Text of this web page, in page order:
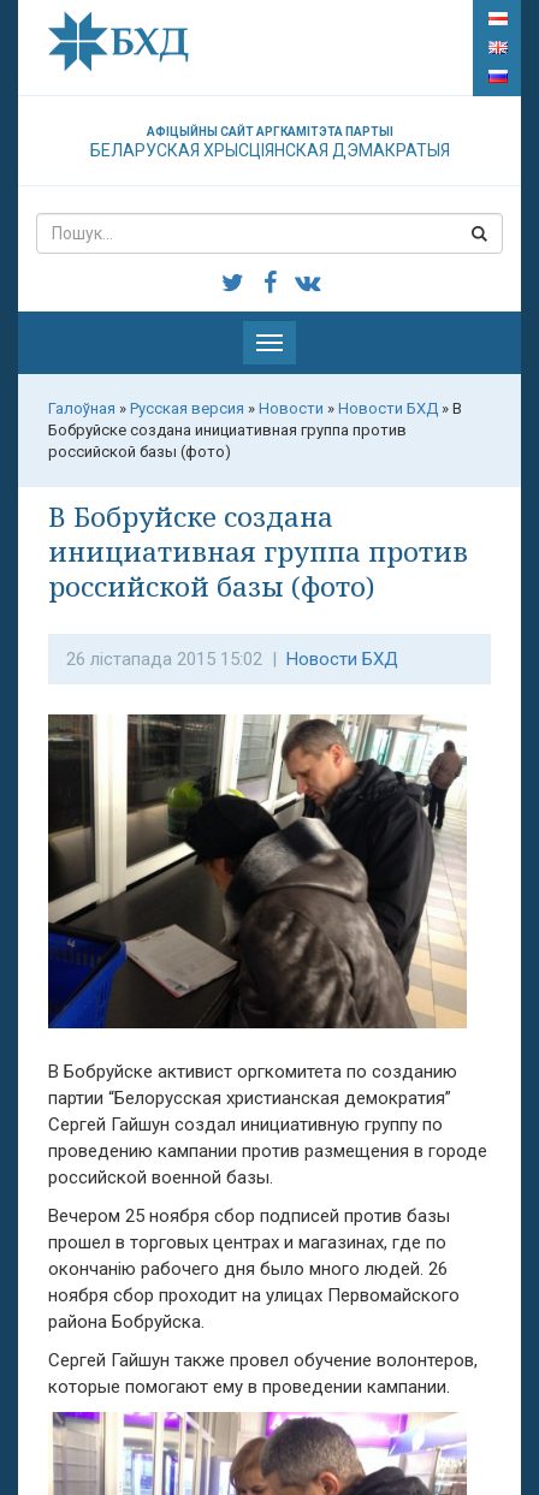
АФІЦЫЙНЫ САЙТ АРГКАМІТЭТА ПАРТЫІ
БЕЛАРУСКАЯ ХРЫСЦІЯНСКАЯ ДЭМАКРАТЫЯ
Паказаць
меню
Галоўная » Русская версия » Новости » Новости БХД » В
Бобруйске создана инициативная группа против
российской базы (фото)
В Бобруйске создана
инициативная группа против
российской базы (фото)
26 лістапада 2015 15:02 | Новости БХД
В Бобруйске активист оргкомитета по созданию
партии “Белорусская христианская демократия”
Сергей Гайшун создал инициативную группу по
проведению кампании против размещения в городе
российской военной базы.
Вечером 25 ноября сбор подписей против базы
прошел в торговых центрах и магазинах, где по
окончанію рабочего дня было много людей. 26
ноября сбор проходит на улицах Первомайского
района Бобруйска.
Сергей Гайшун также провел обучение волонтеров,
которые помогают ему в проведении кампании.